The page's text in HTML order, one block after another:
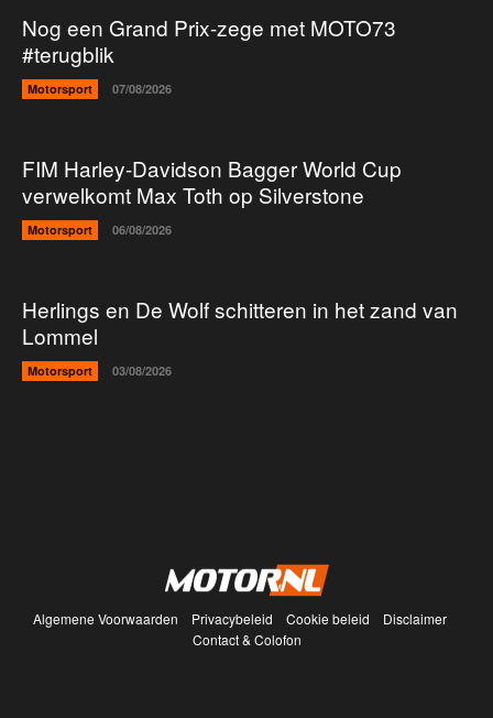
Nog een Grand Prix-zege met MOTO73
#terugblik
Motorsport 07/08/2026
FIM Harley-Davidson Bagger World Cup
verwelkomt Max Toth op Silverstone
Motorsport 06/08/2026
Herlings en De Wolf schitteren in het zand van
Lommel
Motorsport 03/08/2026
Algemene Voorwaarden Privacybeleid Cookie beleid
Disclaimer
Contact & Colofon